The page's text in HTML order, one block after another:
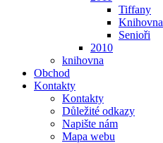
Tiffany
Knihovna
Senioři
2010
knihovna
Obchod
Kontakty
Kontakty
Důležité odkazy
Napište nám
Mapa webu